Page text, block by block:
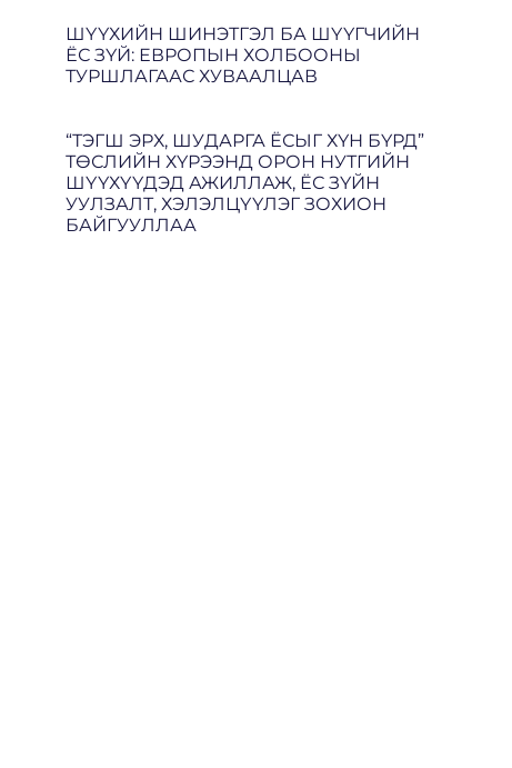
ШҮҮХИЙН ШИНЭТГЭЛ БА ШҮҮГЧИЙН
ЁС ЗҮЙ: ЕВРОПЫН ХОЛБООНЫ
ТУРШЛАГААС ХУВААЛЦАВ
“ТЭГШ ЭРХ, ШУДАРГА ЁСЫГ ХҮН БҮРД”
ТӨСЛИЙН ХҮРЭЭНД ОРОН НУТГИЙН
ШҮҮХҮҮДЭД АЖИЛЛАЖ, ЁС ЗҮЙН
УУЛЗАЛТ, ХЭЛЭЛЦҮҮЛЭГ ЗОХИОН
БАЙГУУЛЛАА